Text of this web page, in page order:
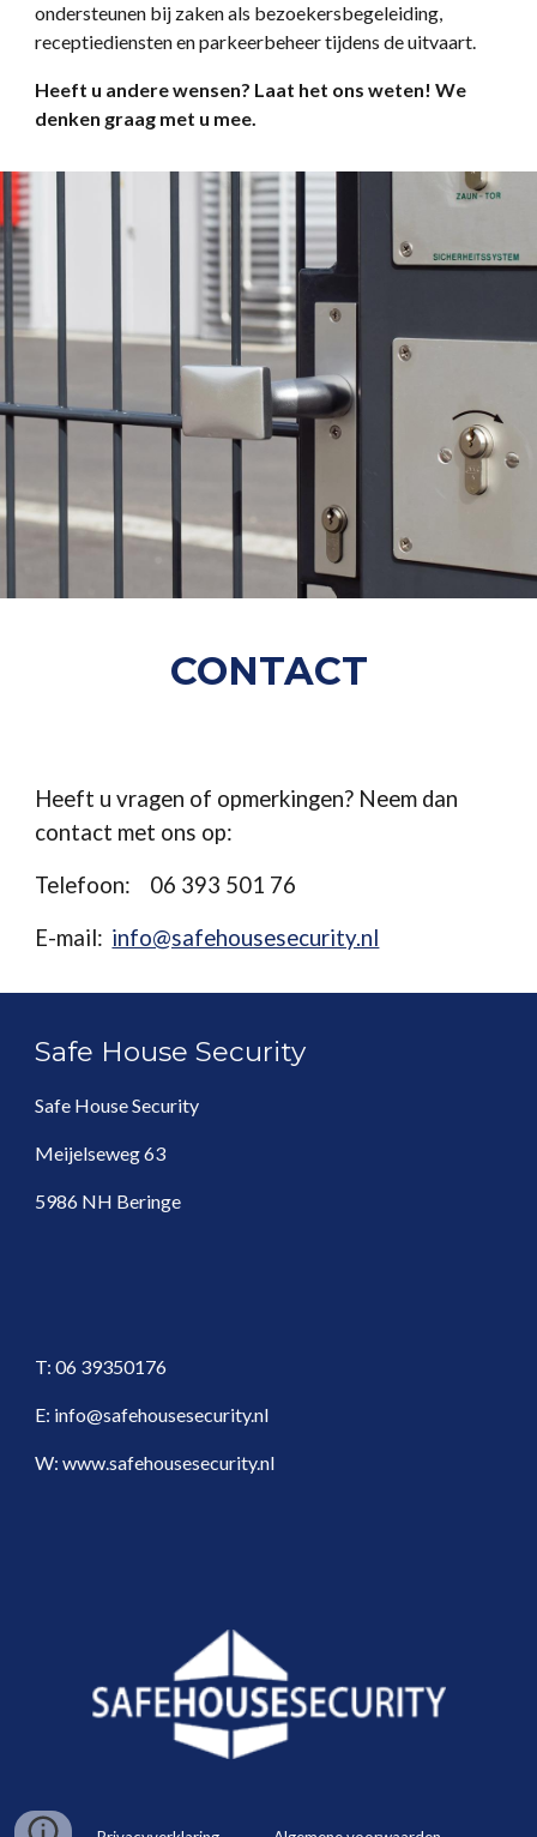
ondersteunen bij zaken als bezoekersbegeleiding,
receptiediensten en parkeerbeheer tijdens de uitvaart.
Heeft u andere wensen? Laat het ons weten! We
denken graag met u mee.
CONTACT
Heeft u vragen of opmerkingen? Neem dan
contact met ons op:
Telefoon:
06 393 501 76
E-mail: info@safehousesecurity.nl
Safe House Security
Safe House Security
Meijelseweg 63
5986 NH Beringe
T: 06 39350176
E: info@safehousesecurity.nl
W: www.safehousesecurity.nl